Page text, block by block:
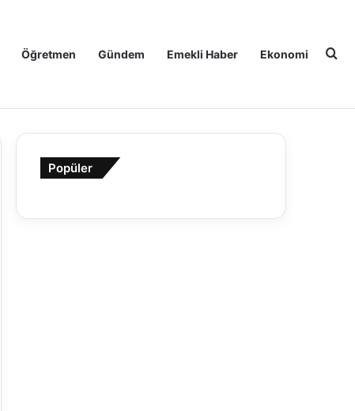
Öğretmen Gündem Emekli Haber Ekonomi
Popüler